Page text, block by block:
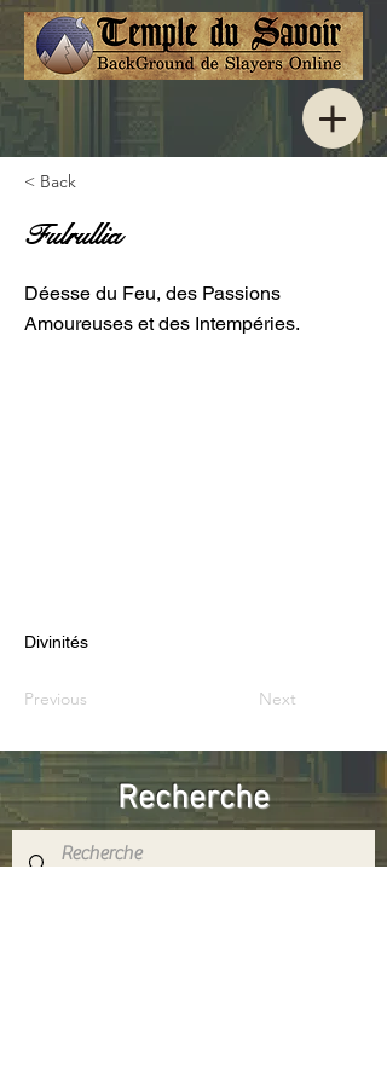
< Back
Fulrullia
Déesse du Feu, des Passions
Amoureuses et des Intempéries.
Divinités
Previous Next
Recherche